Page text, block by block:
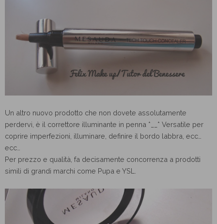
Un altro nuovo prodotto che non dovete assolutamente
perdervi, è il correttore illuminante in penna *__* Versatile per
coprire imperfezioni, illuminare, definire il bordo labbra, ecc…
ecc…
Per prezzo e qualità, fa decisamente concorrenza a prodotti
simili di grandi marchi come Pupa e YSL.